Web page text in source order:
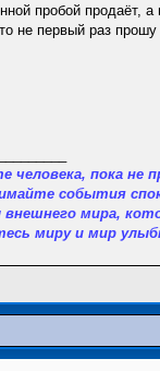
пробой продаёт,
не первый раз
человека, пока не
события
внешнего мира,
миру и мир